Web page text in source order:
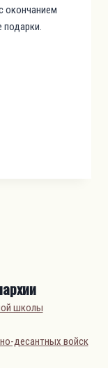
окончанием
подарки.
школы
десантных войск